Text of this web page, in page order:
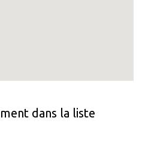
dans la liste